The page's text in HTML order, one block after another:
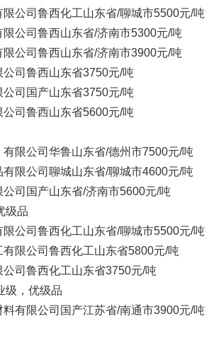
公司 鲁西化工山东省/聊城市5500元/吨
公司 鲁西山东省/济南市5300元/吨
公司 鲁西山东省/济南市3900元/吨
司 鲁西山东省3750元/吨
司 国产山东省3750元/吨
司 鲁西山东省5600元/吨
限公司 华鲁山东省/德州市7500元/吨
限公司 聊城山东省/聊城市4600元/吨
司 国产山东省/济南市5600元/吨
级品
公司 鲁西化工山东省/聊城市5500元/吨
限公司 鲁西化工山东省5800元/吨
司 鲁西化工山东省3750元/吨
，优级品
有限公司 国产江苏省/南通市3900元/吨